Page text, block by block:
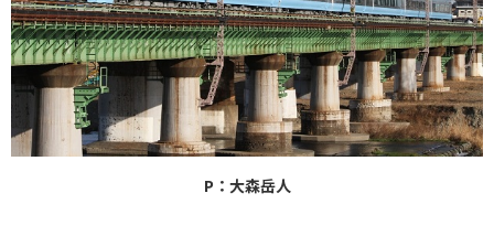
P：大森岳人